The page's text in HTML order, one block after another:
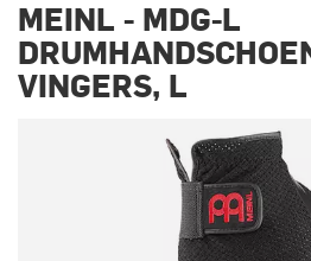
MEINL - MDG-L
VINGERS, L